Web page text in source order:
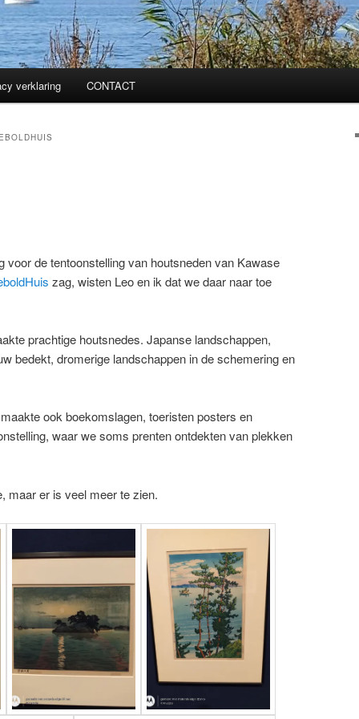
verklaring CONTACT
voor de tentoonstelling van houtsneden van Kawase
zag, wisten Leo en ik dat we daar naar toe
prachtige houtsnedes. Japanse landschappen,
bedekt, dromerige landschappen in de schemering en
ook boekomslagen, toeristen posters en
waar we soms prenten ontdekten van plekken
maar er is veel meer te zien.